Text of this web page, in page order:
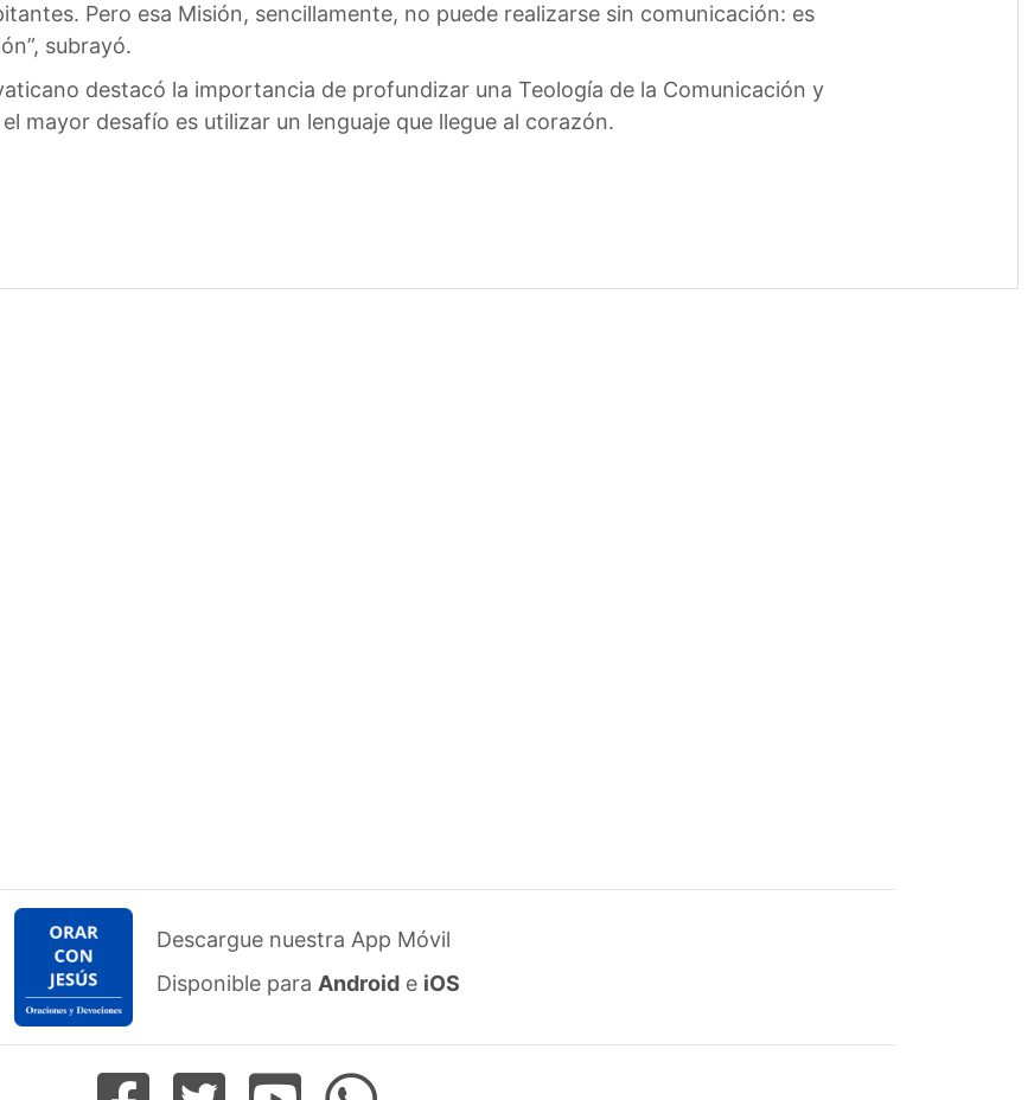
Pero esa Misión, sencillamente, no puede realizarse sin comunicación: es
subrayó.
destacó la importancia de profundizar una Teología de la Comunicación y
mayor desafío es utilizar un lenguaje que llegue al corazón.
Descargue nuestra App Móvil
Disponible para Android e iOS